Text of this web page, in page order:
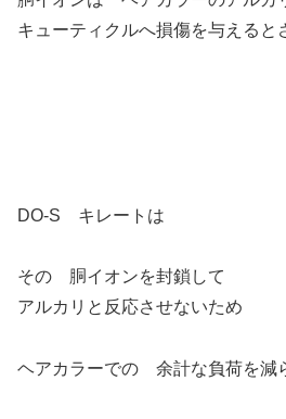
キューティクルへ損傷を与えると
DO-S キレートは
その 胴イオンを封鎖して
アルカリと反応させないため
ヘアカラーでの 余計な負荷を減